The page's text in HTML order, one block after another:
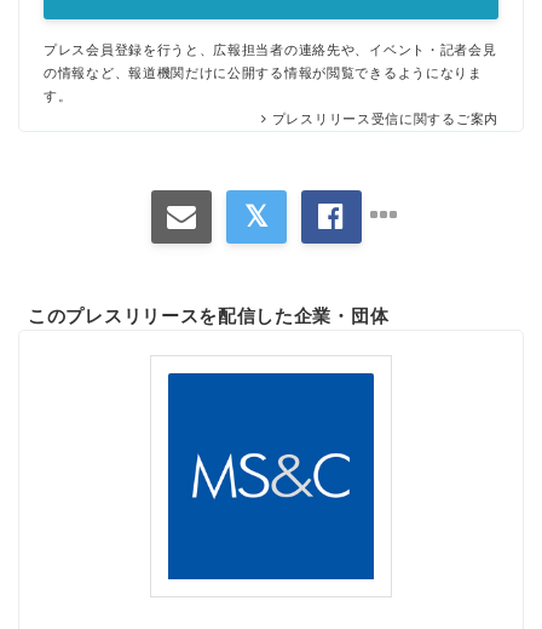
プレス会員登録を行うと、広報担当者の連絡先や、イベント・記者会見
の情報など、報道機関だけに公開する情報が閲覧できるようになりま
す。
プレスリリース受信に関するご案内
このプレスリリースを配信した企業・団体